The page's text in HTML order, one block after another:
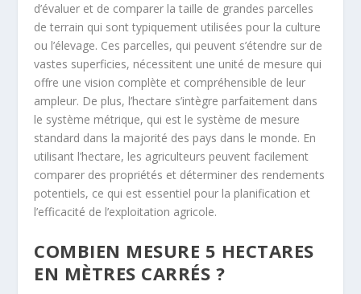
d’évaluer et de comparer la taille de grandes parcelles
de terrain qui sont typiquement utilisées pour la culture
ou l’élevage. Ces parcelles, qui peuvent s’étendre sur de
vastes superficies, nécessitent une unité de mesure qui
offre une vision complète et compréhensible de leur
ampleur. De plus, l’hectare s’intègre parfaitement dans
le système métrique, qui est le système de mesure
standard dans la majorité des pays dans le monde. En
utilisant l’hectare, les agriculteurs peuvent facilement
comparer des propriétés et déterminer des rendements
potentiels, ce qui est essentiel pour la planification et
l’efficacité de l’exploitation agricole.
COMBIEN MESURE 5 HECTARES
EN MÈTRES CARRÉS ?